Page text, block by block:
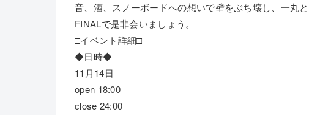
音、酒、スノーボードへの想いで壁をぶち壊し、一丸
FINALで是非会いましょう。
□イベント詳細□
◆日時◆
11月14日
open 18:00
close 24:00